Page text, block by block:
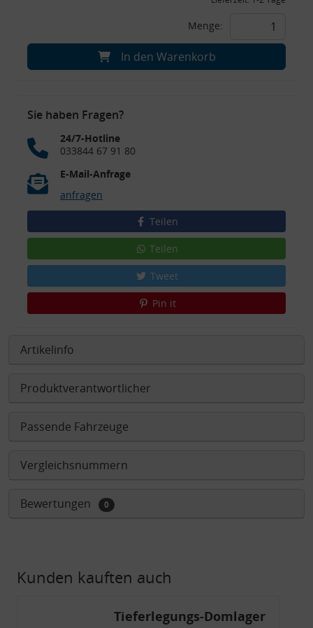
Menge:
In den Warenkorb
Sie haben Fragen?
24/7-Hotline
033844 67 91 80
E-Mail-Anfrage
anfragen
Teilen
Teilen
Tweet
Pin it
Artikelinfo
Produktverantwortlicher
Passende Fahrzeuge
Vergleichsnummern
Bewertungen 0
Kunden kauften auch
Tieferlegungs-Domlager